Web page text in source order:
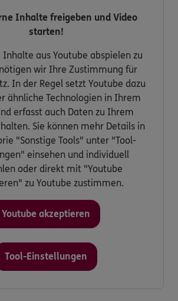
Inhalte freigeben und Video
starten!
aus Youtube abspielen zu
wir Ihre Zustimmung für
In der Regel setzt Youtube dazu
ähnliche Technologien in Ihrem
erfasst auch Daten zu Ihrem
Sie können mehr Details in
"Sonstige Tools" unter "Tool-
einsehen und individuell
oder direkt mit "Youtube
zu Youtube zustimmen.
Youtube akzeptieren
Tool-Einstellungen